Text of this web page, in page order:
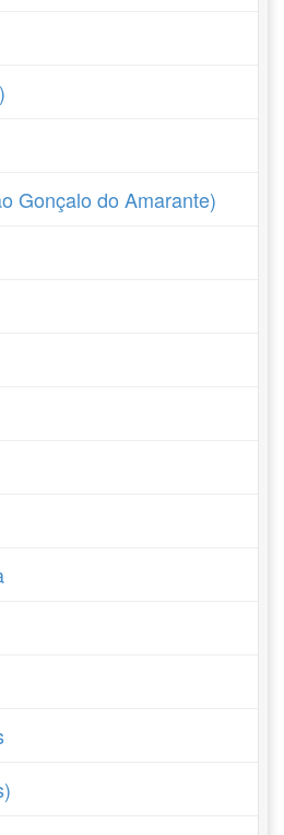
Gonçalo do Amarante)